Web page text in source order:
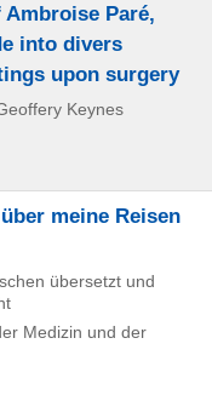
Paré,
into divers
upon surgery
Keynes
meine Reisen
übersetzt und
Medizin und der